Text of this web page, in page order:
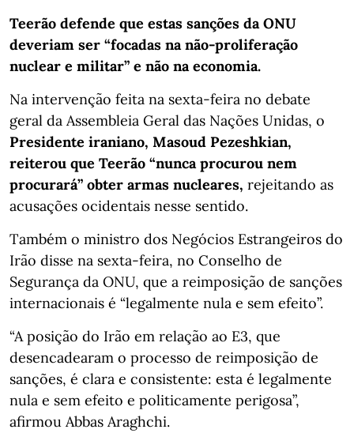
Teerão defende que estas sanções da ONU
deveriam ser “focadas na não-proliferação
nuclear e militar” e não na economia.
Na intervenção feita na sexta-feira no debate
geral da Assembleia Geral das Nações Unidas, o
Presidente iraniano, Masoud Pezeshkian,
reiterou que Teerão “nunca procurou nem
procurará” obter armas nucleares, rejeitando as
acusações ocidentais nesse sentido.
Também o ministro dos Negócios Estrangeiros do
Irão disse na sexta-feira, no Conselho de
Segurança da ONU, que a reimposição de sanções
internacionais é “legalmente nula e sem efeito”.
“A posição do Irão em relação ao E3, que
desencadearam o processo de reimposição de
sanções, é clara e consistente: esta é legalmente
nula e sem efeito e politicamente perigosa”,
afirmou Abbas Araghchi.